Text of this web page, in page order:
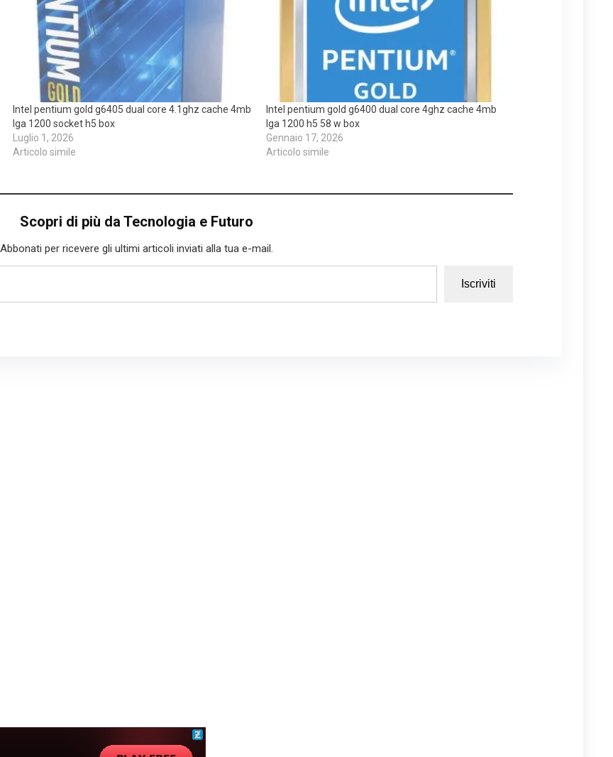
Intel pentium gold g6405 dual core 4.1ghz cache 4mb
lga 1200 socket h5 box
Luglio 1, 2026
Articolo simile
Intel pentium gold g6400 dual core 4ghz cache 4mb
lga 1200 h5 58 w box
Gennaio 17, 2026
Articolo simile
Scopri di più da Tecnologia e Futuro
Abbonati per ricevere gli ultimi articoli inviati alla tua e-mail.
Iscriviti